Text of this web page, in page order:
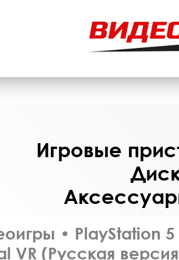
Игровые
• PlayStation 5
VR (Русская